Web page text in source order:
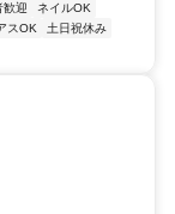
歓迎
ネイルOK
スOK
土日祝休み